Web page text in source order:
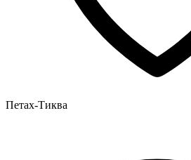
Петах-Тиква